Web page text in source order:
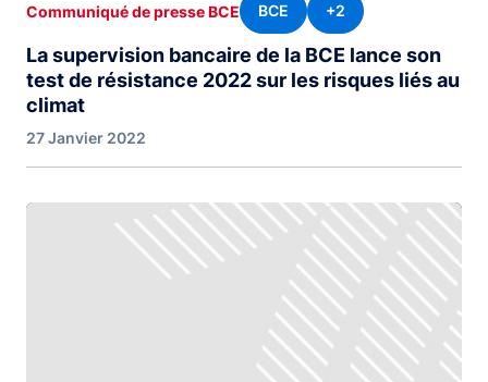
La supervision bancaire de la BCE lance son
test de résistance 2022 sur les risques liés au
climat
Communiqué de presse BCE BCE +2
27 Janvier 2022